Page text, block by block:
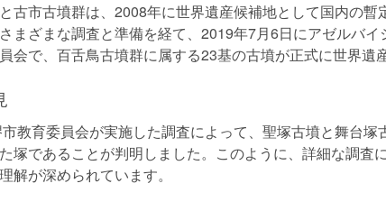
古市古墳群は、2008年に世界遺産候補地として国内の暫
まざまな調査と準備を経て、2019年7月6日にアゼルバ
会で、百舌鳥古墳群に属する23基の古墳が正式に世界遺
教育委員会が実施した調査によって、聖塚古墳と舞台塚
塚であることが判明しました。このように、詳細な調査
解が深められています。